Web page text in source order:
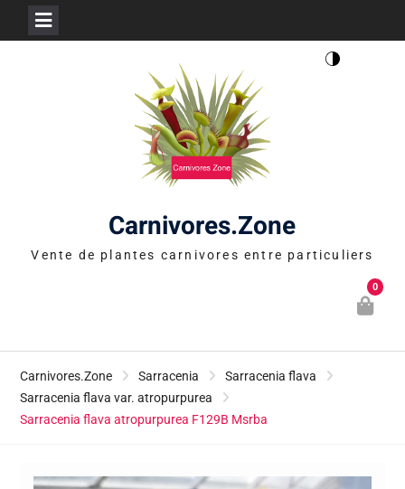
Carnivores.Zone
Vente de plantes carnivores entre particuliers
0
Carnivores.Zone Sarracenia
Sarracenia flava
Sarracenia flava var. atropurpurea
Sarracenia flava atropurpurea F129B Msrba